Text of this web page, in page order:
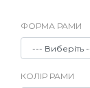
ФОРМА РАМИ
КОЛІР РАМИ